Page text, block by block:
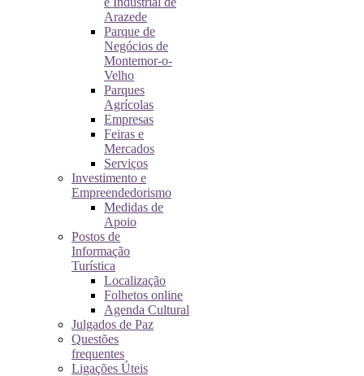
Arazede
Parque de
Negócios de
Montemor-o-
Velho
Parques
Agrícolas
Empresas
Feiras e
Mercados
Serviços
Investimento e
Empreendedorismo
Medidas de
Apoio
Postos de
Informação
Turística
Localização
Folhetos online
Agenda Cultural
Julgados de Paz
Questões
frequentes
Ligações Úteis